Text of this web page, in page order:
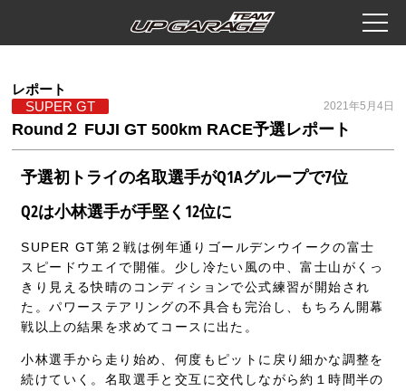
レポート
SUPER GT
Round２ FUJI GT 500km RACE予選レポート
2021年5月4日
予選初トライの名取選手がQ1Aグループで7位
Q2は小林選手が手堅く12位に
SUPER GT第２戦は例年通りゴールデンウイークの富士
スピードウエイで開催。少し冷たい風の中、富士山がくっ
きり見える快晴のコンディションで公式練習が開始され
た。パワーステアリングの不具合も完治し、もちろん開幕
戦以上の結果を求めてコースに出た。
小林選手から走り始め、何度もピットに戻り細かな調整を
続けていく。名取選手と交互に交代しながら約１時間半の